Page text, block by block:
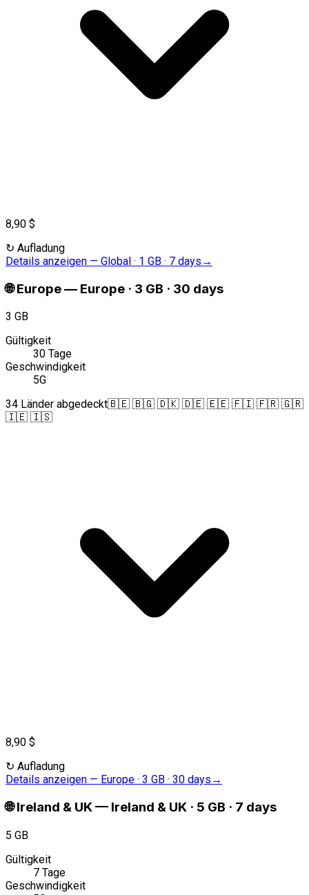
8,90 $
↻ Aufladung
Details anzeigen — Global · 1 GB · 7 days →
🌐 Europe— Europe · 3 GB · 30 days
3 GB
Gültigkeit
30 Tage
Geschwindigkeit
5G
34 Länder abgedeckt🇧🇪 🇧🇬 🇩🇰 🇩🇪 🇪🇪 🇫🇮 🇫🇷 🇬🇷
🇮🇪 🇮🇸
8,90 $
↻ Aufladung
Details anzeigen — Europe · 3 GB · 30 days →
🌐 Ireland & UK— Ireland & UK · 5 GB · 7 days
5 GB
Gültigkeit
7 Tage
Geschwindigkeit